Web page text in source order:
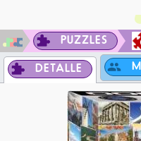
PUZZLES
DETALLE